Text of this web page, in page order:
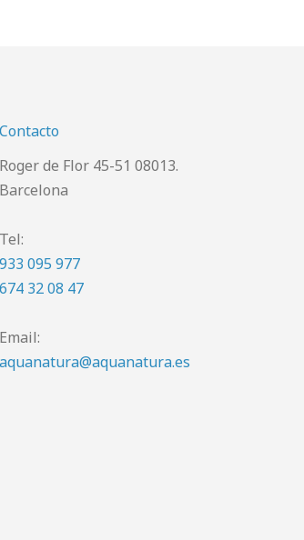
Contacto
Roger de Flor 45-51 08013.
Barcelona
Tel:
933 095 977
674 32 08 47
Email:
aquanatura@aquanatura.es